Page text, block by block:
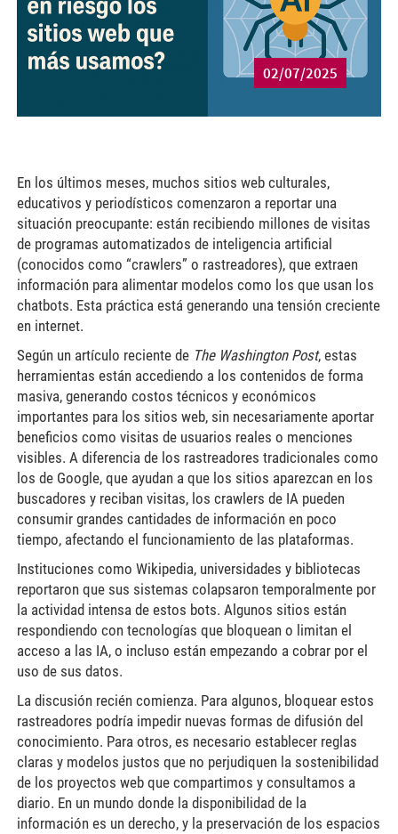
02/07/2025
En los últimos meses, muchos sitios web culturales,
educativos y periodísticos comenzaron a reportar una
situación preocupante: están recibiendo millones de visitas
de programas automatizados de inteligencia artificial
(conocidos como “crawlers” o rastreadores), que extraen
información para alimentar modelos como los que usan los
chatbots. Esta práctica está generando una tensión creciente
en internet.
Según un artículo reciente de The Washington Post, estas
herramientas están accediendo a los contenidos de forma
masiva, generando costos técnicos y económicos
importantes para los sitios web, sin necesariamente aportar
beneficios como visitas de usuarios reales o menciones
visibles. A diferencia de los rastreadores tradicionales como
los de Google, que ayudan a que los sitios aparezcan en los
buscadores y reciban visitas, los crawlers de IA pueden
consumir grandes cantidades de información en poco
tiempo, afectando el funcionamiento de las plataformas.
Instituciones como Wikipedia, universidades y bibliotecas
reportaron que sus sistemas colapsaron temporalmente por
la actividad intensa de estos bots. Algunos sitios están
respondiendo con tecnologías que bloquean o limitan el
acceso a las IA, o incluso están empezando a cobrar por el
uso de sus datos.
La discusión recién comienza. Para algunos, bloquear estos
rastreadores podría impedir nuevas formas de difusión del
conocimiento. Para otros, es necesario establecer reglas
claras y modelos justos que no perjudiquen la sostenibilidad
de los proyectos web que compartimos y consultamos a
diario. En un mundo donde la disponibilidad de la
información es un derecho, y la preservación de los espacios